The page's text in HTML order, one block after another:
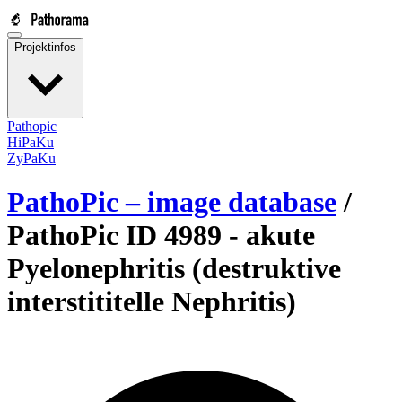
Projektinfos
Pathopic
HiPaKu
ZyPaKu
PathoPic – image database /
PathoPic ID 4989 - akute
Pyelonephritis (destruktive
interstititelle Nephritis)